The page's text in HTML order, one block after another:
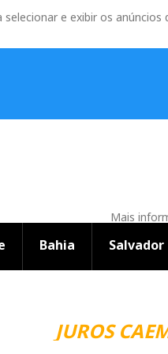
selecionar e exibir os
Mais
Bahia Salvador
JUROS CAEM